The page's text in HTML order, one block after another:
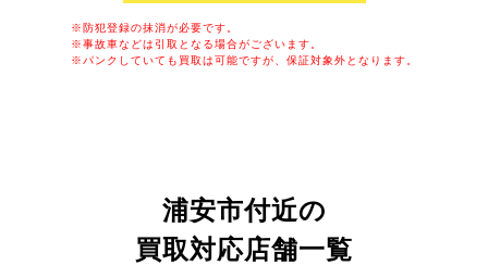
※防犯登録の抹消が必要です。
※事故車などは引取となる場合がございます。
※パンクしていても買取は可能ですが、保証対象外となります。
浦安市付近の
買取対応店舗一覧